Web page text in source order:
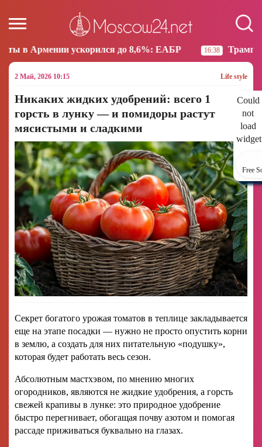
до 8,6%: ЕАБР 16:38 Трамп: США больше не
2 Май, 2026 10:15 Life style
Could
not
load
Free
Никаких жидких удобрений: всего 1
горсть в лунку — и помидоры растут
мясистыми и сладкими
Секрет богатого урожая томатов в теплице закладывается
еще на этапе посадки — нужно не просто опустить корни
в землю, а создать для них питательную «подушку»,
которая будет работать весь сезон.
Абсолютным мастхэвом, по мнению многих
огородников, являются не жидкие удобрения, а горсть
свежей крапивы в лунке: это природное удобрение
быстро перегнивает, обогащая почву азотом и помогая
рассаде приживаться буквально на глазах.